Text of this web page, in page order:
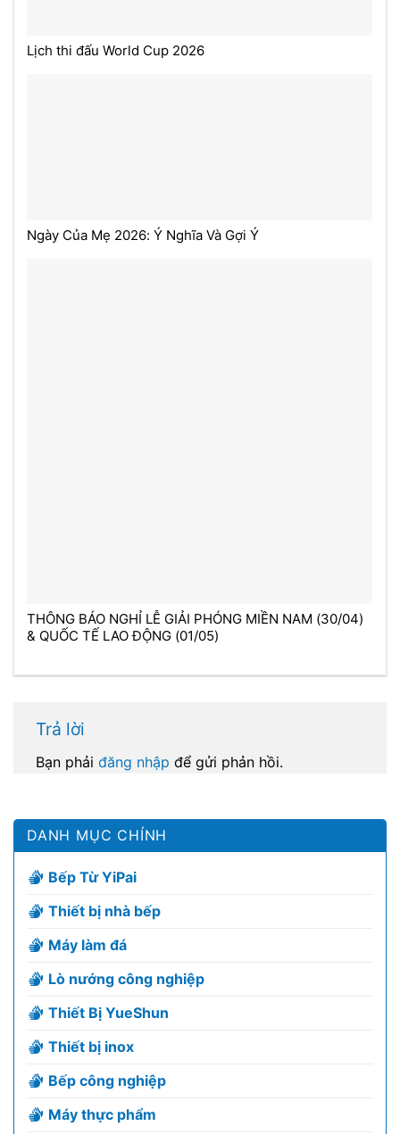
Lịch thi đấu World Cup 2026
Ngày Của Mẹ 2026: Ý Nghĩa Và Gợi Ý
THÔNG BÁO NGHỈ LỄ GIẢI PHÓNG MIỀN NAM (30/04)
& QUỐC TẾ LAO ĐỘNG (01/05)
Trả lời
Bạn phải đăng nhập để gửi phản hồi.
DANH MỤC CHÍNH
Bếp Từ YiPai
Thiết bị nhà bếp
Máy làm đá
Lò nướng công nghiệp
Thiết Bị YueShun
Thiết bị inox
Bếp công nghiệp
Máy thực phẩm